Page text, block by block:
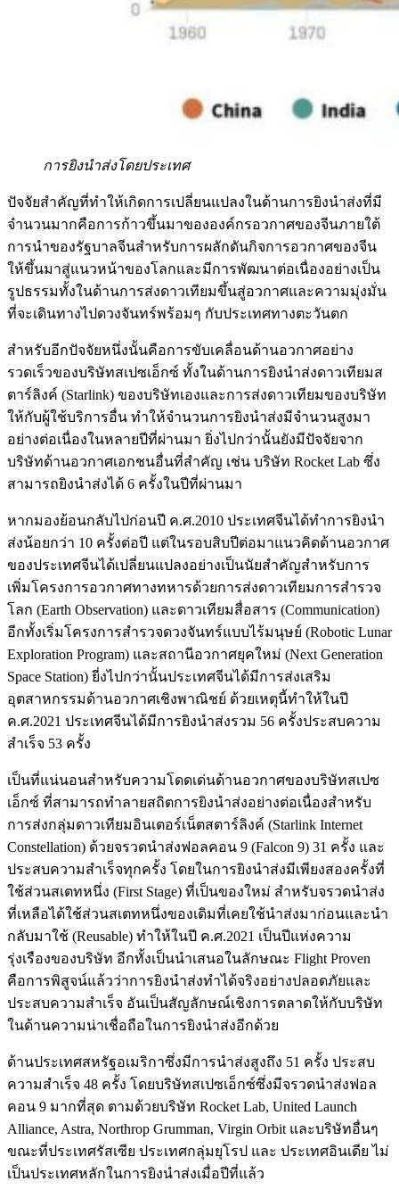
การยิงนำส่งโดยประเทศ
ปัจจัยสำคัญที่ทำให้เกิดการเปลี่ยนแปลงในด้านการยิงนำส่งที่มี
จำนวนมากคือการก้าวขึ้นมาขององค์กรอวกาศของจีนภายใต้
การนำของรัฐบาลจีนสำหรับการผลักดันกิจการอวกาศของจีน
ให้ขึ้นมาสู่แนวหน้าของโลกและมีการพัฒนาต่อเนื่องอย่างเป็น
รูปธรรมทั้งในด้านการส่งดาวเทียมขึ้นสู่อวกาศและความมุ่งมั่น
ที่จะเดินทางไปดวงจันทร์พร้อมๆ กับประเทศทางตะวันตก
สำหรับอีกปัจจัยหนึ่งนั้นคือการขับเคลื่อนด้านอวกาศอย่าง
รวดเร็วของบริษัทสเปซเอ็กซ์ ทั้งในด้านการยิงนำส่งดาวเทียมส
ตาร์ลิงค์ (Starlink) ของบริษัทเองและการส่งดาวเทียมของบริษัท
ให้กับผู้ใช้บริการอื่น ทำให้จำนวนการยิงนำส่งมีจำนวนสูงมา
อย่างต่อเนื่องในหลายปีที่ผ่านมา ยิ่งไปกว่านั้นยังมีปัจจัยจาก
บริษัทด้านอวกาศเอกชนอื่นที่สำคัญ เช่น บริษัท Rocket Lab ซึ่ง
สามารถยิงนำส่งได้ 6 ครั้งในปีที่ผ่านมา
หากมองย้อนกลับไปก่อนปี ค.ศ.2010 ประเทศจีนได้ทำการยิงนำ
ส่งน้อยกว่า 10 ครั้งต่อปี แต่ในรอบสิบปีต่อมาแนวคิดด้านอวกาศ
ของประเทศจีนได้เปลี่ยนแปลงอย่างเป็นนัยสำคัญสำหรับการ
เพิ่มโครงการอวกาศทางทหารด้วยการส่งดาวเทียมการสำรวจ
โลก (Earth Observation) และดาวเทียมสื่อสาร (Communication)
อีกทั้งเริ่มโครงการสำรวจดวงจันทร์แบบไร้มนุษย์ (Robotic Lunar
Exploration Program) และสถานีอวกาศยุคใหม่ (Next Generation
Space Station) ยี่งไปกว่านั้นประเทศจีนได้มีการส่งเสริม
อุตสาหกรรมด้านอวกาศเชิงพาณิชย์ ด้วยเหตุนี้ทำให้ในปี
ค.ศ.2021 ประเทศจีนได้มีการยิงนำส่งรวม 56 ครั้งประสบความ
สำเร็จ 53 ครั้ง
เป็นที่แน่นอนสำหรับความโดดเด่นด้านอวกาศของบริษัทสเปซ
เอ็กซ์ ที่สามารถทำลายสถิตการยิงนำส่งอย่างต่อเนื่องสำหรับ
การส่งกลุ่มดาวเทียมอินเตอร์เน็ตสตาร์ลิงค์ (Starlink Internet
Constellation) ด้วยจรวดนำส่งฟอลคอน 9 (Falcon 9) 31 ครั้ง และ
ประสบความสำเร็จทุกครั้ง โดยในการยิงนำส่งมีเพียงสองครั้งที่
ใช้ส่วนสเตทหนึ่ง (First Stage) ที่เป็นของใหม่ สำหรับจรวดนำส่ง
ที่เหลือได้ใช้ส่วนสเตทหนึ่งของเดิมที่เคยใช้นำส่งมาก่อนและนำ
กลับมาใช้ (Reusable) ทำให้ในปี ค.ศ.2021 เป็นปีแห่งความ
รุ่งเรืองของบริษัท อีกทั้งเป็นนำเสนอในลักษณะ Flight Proven
คือการพิสูจน์แล้วว่าการยิงนำส่งทำได้จริงอย่างปลอดภัยและ
ประสบความสำเร็จ อันเป็นสัญลักษณ์เชิงการตลาดให้กับบริษัท
ในด้านความน่าเชื่อถือในการยิงนำส่งอีกด้วย
ด้านประเทศสหรัฐอเมริกาซึ่งมีการนำส่งสูงถึง 51 ครั้ง ประสบ
ความสำเร็จ 48 ครั้ง โดยบริษัทสเปซเอ็กซ์ซึ่งมีจรวดนำส่งฟอล
คอน 9 มากที่สุด ตามด้วยบริษัท Rocket Lab, United Launch
Alliance, Astra, Northrop Grumman, Virgin Orbit และบริษัทอื่นๆ
ขณะที่ประเทศรัสเซีย ประเทศกลุ่มยุโรป และ ประเทศอินเดีย ไม่
เป็นประเทศหลักในการยิงนำส่งเมื่อปีที่แล้ว